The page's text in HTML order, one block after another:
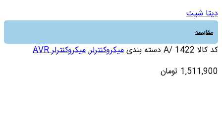
دیتا شیت
مقایسه
کد کالا 1422 /A دسته بندیمیکروکنترلر,میکروکنترلر AVR
1,511,900 تومان